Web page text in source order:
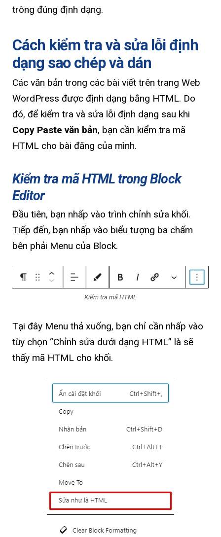
trông đúng định dạng.
Cách kiểm tra và sửa lỗi định
dạng sao chép và dán
Các văn bản trong các bài viết trên trang Web
WordPress được định dạng bằng HTML. Do
đó, để kiểm tra và sửa lỗi định dạng sau khi
Copy Paste văn bản, bạn cần kiểm tra mã
HTML cho bài đăng của mình.
Kiểm tra mã HTML trong Block
Editor
Đầu tiên, bạn nhấp vào trình chỉnh sửa khối.
Tiếp đến, bạn nhấp vào biểu tượng ba chấm
bên phải Menu của Block.
Kiểm tra mã HTML
Tại đây Menu thả xuống, bạn chỉ cần nhấp vào
tùy chọn “Chỉnh sửa dưới dạng HTML” là sẽ
thấy mã HTML cho khối.